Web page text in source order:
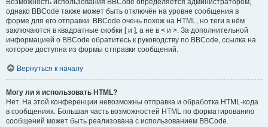
Возможность использования BBCode определяется администратором,
однако BBCode также может быть отключён на уровне сообщения в
форме для его отправки. BBCode очень похож на HTML, но теги в нём
заключаются в квадратные скобки [ и ], а не в < и >. За дополнительной
информацией о BBCode обратитесь к руководству по BBCode, ссылка на
которое доступна из формы отправки сообщений.
Вернуться к началу
Могу ли я использовать HTML?
Нет. На этой конференции невозможны отправка и обработка HTML-кода
в сообщениях. Большая часть возможностей HTML по форматированию
сообщений может быть реализована с использованием BBCode.